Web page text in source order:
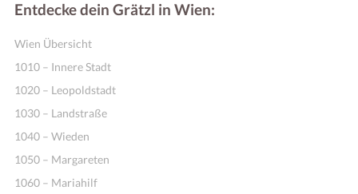
Entdecke dein Grätzl in Wien:
Wien Übersicht
1010 – Innere Stadt
1020 – Leopoldstadt
1030 – Landstraße
1040 – Wieden
1050 – Margareten
1060 – Mariahilf